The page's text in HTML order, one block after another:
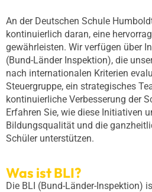
An der Deutschen Schule
kontinuierlich daran, eine
gewährleisten. Wir verfügen über
(Bund-Länder Inspektion), die
nach internationalen Kriterien
Steuergruppe, ein strategisches
kontinuierliche Verbesserung der
Erfahren Sie, wie diese Initiativen
Bildungsqualität und die
Schüler unterstützen.
Was ist BLI?
Die BLI (Bund-Länder-Inspektion)